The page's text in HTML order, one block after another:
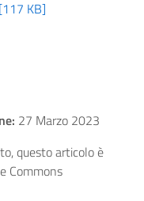
KB]
27 Marzo 2023
questo articolo è
Commons